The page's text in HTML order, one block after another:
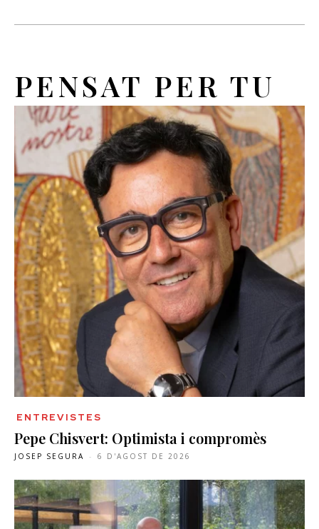
PENSAT PER TU
ENTREVISTES
Pepe Chisvert: Optimista i compromès
JOSEP SEGURA - 6 D'AGOST DE 2026